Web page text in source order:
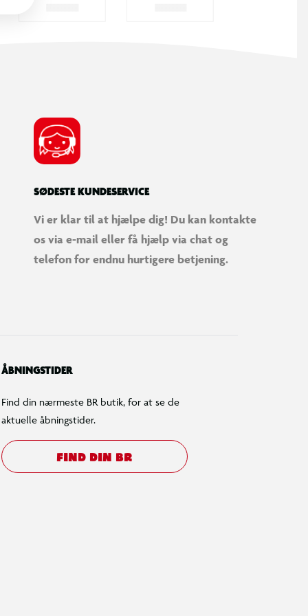
SØDESTE KUNDESERVICE
Vi er klar til at hjælpe dig! Du kan kontakte
os via e-mail eller få hjælp via chat og
telefon for endnu hurtigere betjening.
ÅBNINGSTIDER
Find din nærmeste BR butik, for at se de
aktuelle åbningstider.
FIND DIN BR